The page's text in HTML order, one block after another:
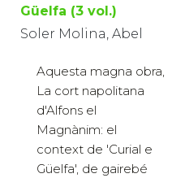
Güelfa (3 vol.)
Soler Molina, Abel
Aquesta magna obra,
La cort napolitana
d'Alfons el
Magnànim: el
context de 'Curial e
Güelfa', de gairebé